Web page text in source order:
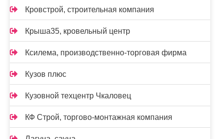
Кровстрой, строительная компания
Крыша35, кровельный центр
Ксилема, производственно-торговая фирма
Кузов плюс
Кузовной техцентр Чкаловец
КФ Строй, торгово-монтажная компания